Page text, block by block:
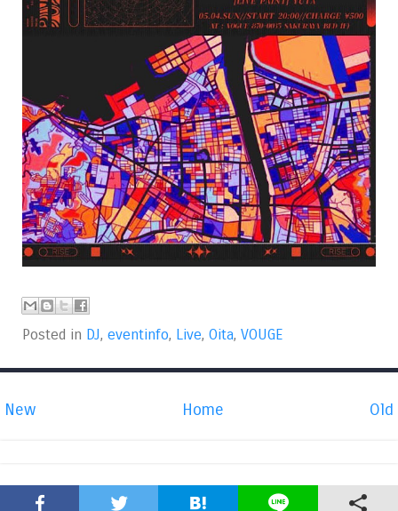
Posted in DJ, eventinfo, Live, Oita, VOUGE
New Old
Home